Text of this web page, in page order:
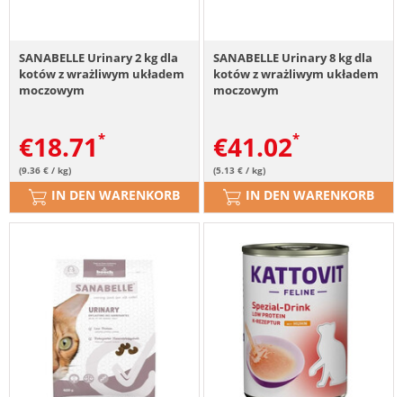
SANABELLE Urinary 2 kg dla
kotów z wrażliwym układem
moczowym
€18.71
(9.36 € / kg)
IN DEN WARENKORB
SANABELLE Urinary 8 kg dla
kotów z wrażliwym układem
moczowym
€41.02
(5.13 € / kg)
IN DEN WARENKORB